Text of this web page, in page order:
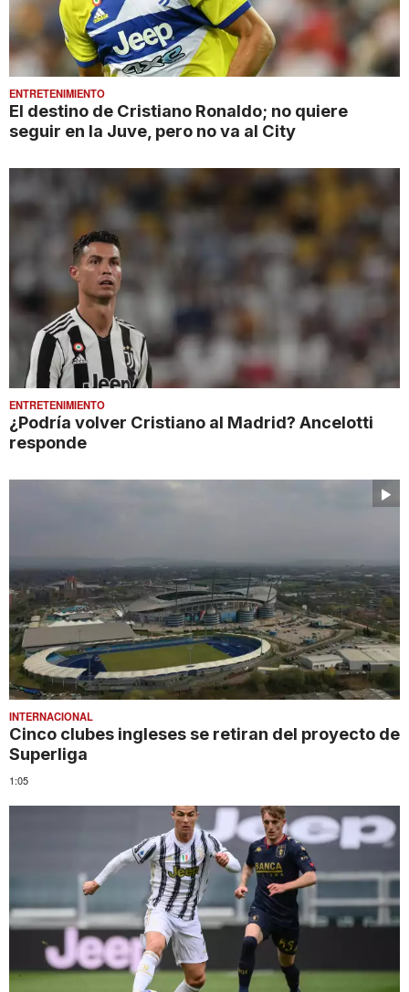
ENTRETENIMIENTO
El destino de Cristiano Ronaldo; no quiere
seguir en la Juve, pero no va al City
ENTRETENIMIENTO
¿Podría volver Cristiano al Madrid? Ancelotti
responde
INTERNACIONAL
Cinco clubes ingleses se retiran del proyecto de
Superliga
1:05